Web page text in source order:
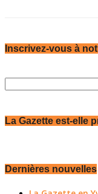
Inscrivez-vous à
La Gazette est-elle
Dernières nouvelles